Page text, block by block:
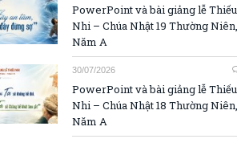
PowerPoint và bài giảng lễ Thiếu
Nhi – Chúa Nhật 19 Thường Niên,
Năm A
30/07/2026
PowerPoint và bài giảng lễ Thiếu
Nhi – Chúa Nhật 18 Thường Niên,
Năm A